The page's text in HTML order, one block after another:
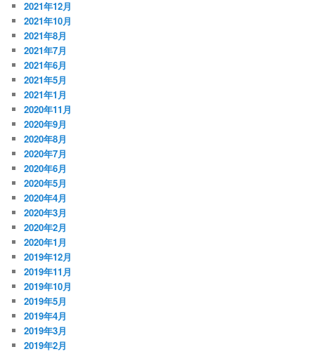
2021年12月
2021年10月
2021年8月
2021年7月
2021年6月
2021年5月
2021年1月
2020年11月
2020年9月
2020年8月
2020年7月
2020年6月
2020年5月
2020年4月
2020年3月
2020年2月
2020年1月
2019年12月
2019年11月
2019年10月
2019年5月
2019年4月
2019年3月
2019年2月